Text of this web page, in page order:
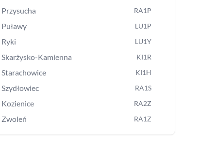
Przysucha RA1P
Puławy LU1P
Ryki LU1Y
Skarżysko-Kamienna KI1R
Starachowice KI1H
Szydłowiec RA1S
Kozienice RA2Z
Zwoleń RA1Z